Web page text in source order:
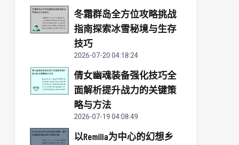
冬霜群岛全方位攻略挑战
指南探索冰雪秘境与生存
技巧
2026-07-20 04:18:24
倩女幽魂装备强化技巧全
面解析提升战力的关键策
略与方法
2026-07-19 04:08:49
以Remilia为中心的幻想乡